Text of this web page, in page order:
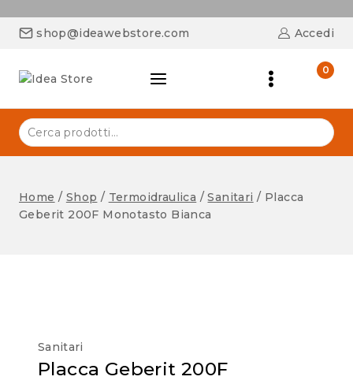
shop@ideawebstore.com Accedi
0
Home / Shop / Termoidraulica / Sanitari / Placca
Geberit 200F Monotasto Bianca
Sanitari
Placca Geberit 200F